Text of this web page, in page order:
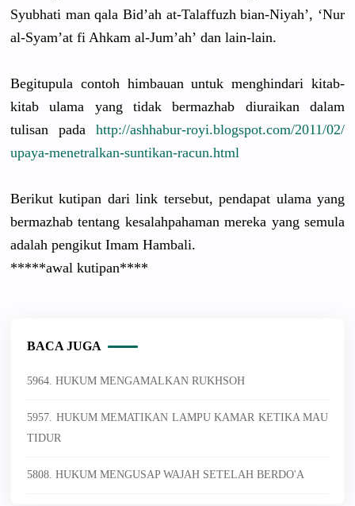
Syubhati man qala Bid’ah at-Talaffuzh bian-Niyah’, ‘Nur
al-Syam’at fi Ahkam al-Jum’ah’ dan lain-lain.
Begitupula contoh himbauan untuk menghindari kitab-
kitab ulama yang tidak bermazhab diuraikan dalam
tulisan pada http://ashhabur-royi.blogspot.com/2011/02/
upaya-menetralkan-suntikan-racun.html
Berikut kutipan dari link tersebut, pendapat ulama yang
bermazhab tentang kesalahpahaman mereka yang semula
adalah pengikut Imam Hambali.
*****awal kutipan****
BACA JUGA
5964. HUKUM MENGAMALKAN RUKHSOH
5957. HUKUM MEMATIKAN LAMPU KAMAR KETIKA MAU
TIDUR
5808. HUKUM MENGUSAP WAJAH SETELAH BERDO'A